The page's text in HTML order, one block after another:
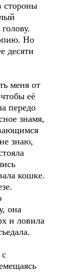
стороны
Но
десяти
меня от
её
передо
знамя,
знаю,
кошке.
она
и ловила